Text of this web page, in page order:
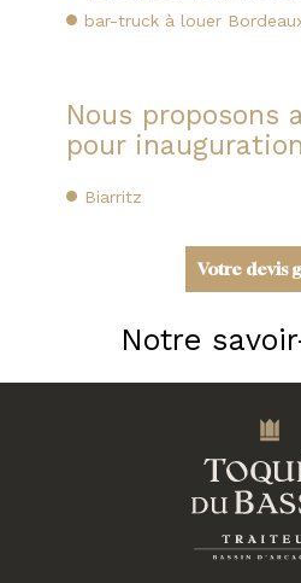
bar-truck à louer
Nous proposons
pour
Biarritz
Votre devis
Notre